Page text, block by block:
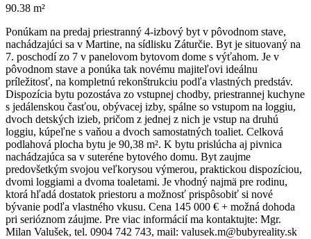
90.38 m²
Ponúkam na predaj priestranný 4-izbový byt v pôvodnom stave,
nachádzajúci sa v Martine, na sídlisku Záturčie. Byt je situovaný na
7. poschodí zo 7 v panelovom bytovom dome s výťahom. Je v
pôvodnom stave a ponúka tak novému majiteľovi ideálnu
príležitosť, na kompletnú rekonštrukciu podľa vlastných predstáv.
Dispozícia bytu pozostáva zo vstupnej chodby, priestrannej kuchyne
s jedálenskou časťou, obývacej izby, spálne so vstupom na loggiu,
dvoch detských izieb, pričom z jednej z nich je vstup na druhú
loggiu, kúpeľne s vaňou a dvoch samostatných toaliet. Celková
podlahová plocha bytu je 90,38 m². K bytu prislúcha aj pivnica
nachádzajúca sa v suteréne bytového domu. Byt zaujme
predovšetkým svojou veľkorysou výmerou, praktickou dispozíciou,
dvomi loggiami a dvoma toaletami. Je vhodný najmä pre rodinu,
ktorá hľadá dostatok priestoru a možnosť prispôsobiť si nové
bývanie podľa vlastného vkusu. Cena 145 000 € + možná dohoda
pri serióznom záujme. Pre viac informácií ma kontaktujte: Mgr.
Milan Valušek, tel. 0904 742 743, mail: valusek.m@bubyreality.sk